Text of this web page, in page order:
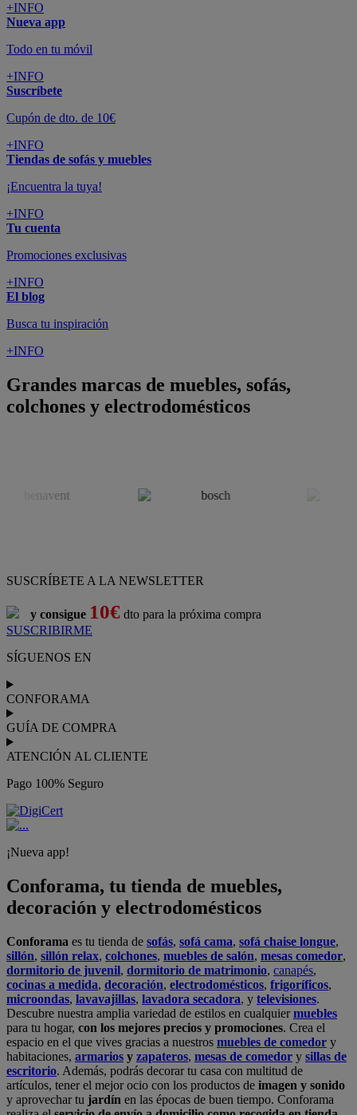
+INFO
Nueva app
Todo en tu móvil
+INFO
Suscríbete
Cupón de dto. de 10€
+INFO
Tiendas de sofás y muebles
¡Encuentra la tuya!
+INFO
Tu cuenta
Promociones exclusivas
+INFO
El blog
Busca tu inspiración
+INFO
Grandes marcas de muebles, sofás,
colchones y electrodomésticos
SUSCRÍBETE A LA NEWSLETTER
y consigue 10€ dto para la próxima compra
SUSCRIBIRME
SÍGUENOS EN
CONFORAMA
GUÍA DE COMPRA
ATENCIÓN AL CLIENTE
Pago 100% Seguro
¡Nueva app!
Conforama, tu tienda de muebles,
decoración y electrodomésticos
Conforama es tu tienda de sofás, sofá cama, sofá chaise longue,
sillón, sillón relax, colchones, muebles de salón, mesas comedor,
dormitorio de juvenil, dormitorio de matrimonio, canapés,
cocinas a medida, decoración, electrodomésticos, frigoríficos,
microondas, lavavajillas, lavadora secadora, y televisiones.
Descubre nuestra amplia variedad de estilos en cualquiermuebles
para tu hogar, con los mejores precios y promociones. Crea el
espacio en el que vives gracias a nuestros muebles de comedor y
habitaciones, armarios y zapateros, mesas de comedor y sillas de
escritorio. Además, podrás decorar tu casa con multitud de
artículos, tener el mejor ocio con los productos de imagen y sonido
y aprovechar tu jardín en las épocas de buen tiempo. Conforama